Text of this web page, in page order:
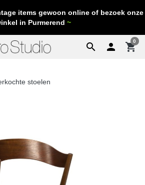
items gewoon online of bezoek onze
in Purmerend ~
search  shopping_cart
0
stoelen